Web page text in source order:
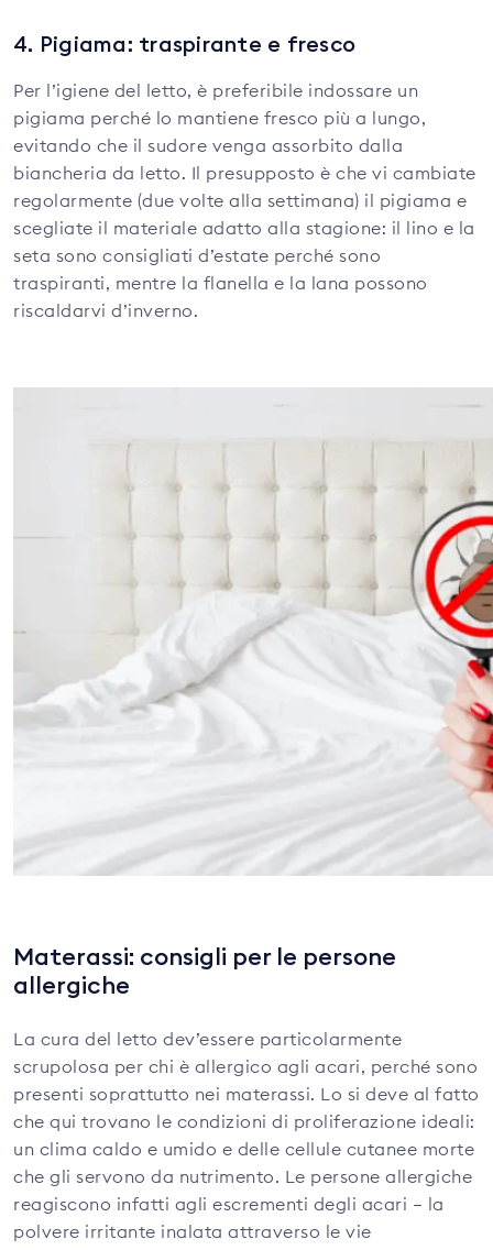
4. Pigiama: traspirante e fresco
Per l’igiene del letto, è preferibile indossare un
pigiama perché lo mantiene fresco più a lungo,
evitando che il sudore venga assorbito dalla
biancheria da letto. Il presupposto è che vi cambiate
regolarmente (due volte alla settimana) il pigiama e
scegliate il materiale adatto alla stagione: il lino e la
seta sono consigliati d’estate perché sono
traspiranti, mentre la flanella e la lana possono
riscaldarvi d’inverno.
Materassi: consigli per le persone
allergiche
La cura del letto dev’essere particolarmente
scrupolosa per chi è allergico agli acari, perché sono
presenti soprattutto nei materassi. Lo si deve al fatto
che qui trovano le condizioni di proliferazione ideali:
un clima caldo e umido e delle cellule cutanee morte
che gli servono da nutrimento. Le persone allergiche
reagiscono infatti agli escrementi degli acari – la
polvere irritante inalata attraverso le vie